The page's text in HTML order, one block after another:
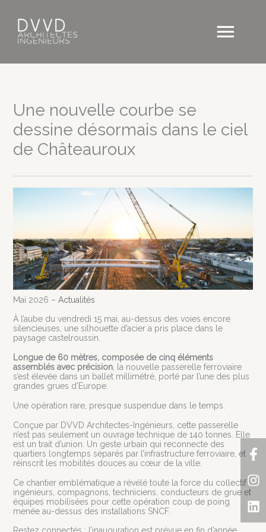
contenu
Une nouvelle courbe se
dessine désormais dans le ciel
de Châteauroux
Mai 2026 –Actualités
À l’aube du vendredi 15 mai, au-dessus des voies encore
silencieuses, une silhouette d’acier a pris place dans le
paysage castelroussin.
Longue de 60 mètres, composée de cinq éléments
assemblés avec précision, la nouvelle passerelle ferroviaire
s’est élevée dans un ballet millimétré, porté par l’une des plus
grandes grues d’Europe.
Une opération rare, presque suspendue dans le temps.
Conçue par DVVD Architectes-Ingénieurs, cette passerelle
n’est pas seulement un ouvrage technique de 140 tonnes. Elle
est un trait d’union. Un geste urbain qui reconnecte des
quartiers longtemps séparés par l’infrastructure ferroviaire, et
réinscrit les mobilités douces au cœur de la ville.
Ce chantier emblématique a révélé toute la force du collectif :
ingénieurs, compagnons, techniciens, conducteurs de grue et
équipes mobilisées pour cette opération coup de poing
menée au-dessus des installations SNCF.
f